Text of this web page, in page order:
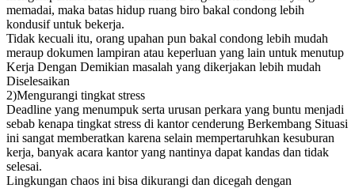
memadai, maka batas hidup ruang biro bakal condong lebih
kondusif untuk bekerja.
Tidak kecuali itu, orang upahan pun bakal condong lebih mudah
meraup dokumen lampiran atau keperluan yang lain untuk menutup
Kerja Dengan Demikian masalah yang dikerjakan lebih mudah
Diselesaikan
2)Mengurangi tingkat stress
Deadline yang menumpuk serta urusan perkara yang buntu menjadi
sebab kenapa tingkat stress di kantor cenderung Berkembang Situasi
ini sangat memberatkan karena selain mempertaruhkan kesuburan
kerja, banyak acara kantor yang nantinya dapat kandas dan tidak
selesai.
Lingkungan chaos ini bisa dikurangi dan dicegah dengan